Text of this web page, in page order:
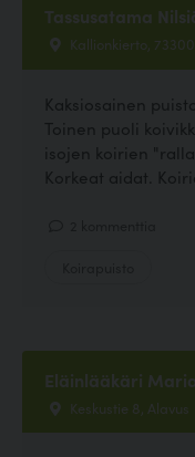
Tassusatama
Kallionkierto,
Kaksiosainen
Toinen puoli
isojen koirien
Korkeat aidat.
Eläinlääkäri
Keskustie 8, Alavus